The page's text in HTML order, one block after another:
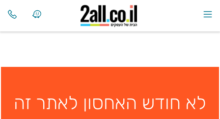
לא חודש האחסון לאתר זה